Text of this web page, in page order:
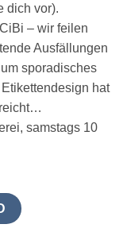
dich vor).
– wir feilen
Ausfällungen
sporadisches
hat
samstags 10